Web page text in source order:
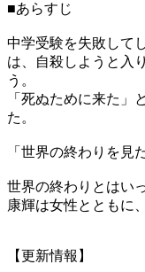
■あらすじ
中学受験を失敗して
は、自殺しようと入
う。
「死ぬために来た」
た。
「世界の終わりを見
世界の終わりとはい
康輝は女性とともに
【更新情報】